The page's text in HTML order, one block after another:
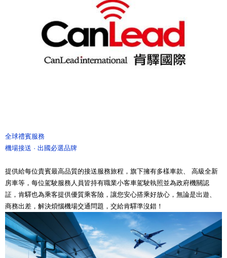
全球禮賓服務
機場接送 · 出國必選品牌
提供給每位貴賓最高品質的接送服務旅程，旗下擁有多樣車款、 高級全新
房車等，每位駕駛服務人員皆持有職業小客車駕駛執照並為政府機關認
証，肯驛也為乘客提供優質乘客險，讓您安心搭乘好放心，無論是出遊、
商務出差，解決煩惱機場交通問題，交給肯驛準沒錯！